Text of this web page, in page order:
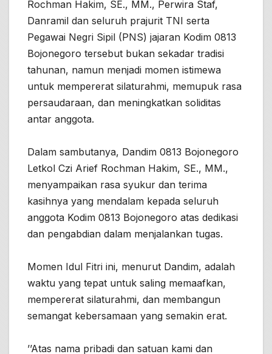
Rochman Hakim, SE., MM., Perwira Staf,
Danramil dan seluruh prajurit TNI serta
Pegawai Negri Sipil (PNS) jajaran Kodim 0813
Bojonegoro tersebut bukan sekadar tradisi
tahunan, namun menjadi momen istimewa
untuk mempererat silaturahmi, memupuk rasa
persaudaraan, dan meningkatkan soliditas
antar anggota.
Dalam sambutanya, Dandim 0813 Bojonegoro
Letkol Czi Arief Rochman Hakim, SE., MM.,
menyampaikan rasa syukur dan terima
kasihnya yang mendalam kepada seluruh
anggota Kodim 0813 Bojonegoro atas dedikasi
dan pengabdian dalam menjalankan tugas.
Momen Idul Fitri ini, menurut Dandim, adalah
waktu yang tepat untuk saling memaafkan,
mempererat silaturahmi, dan membangun
semangat kebersamaan yang semakin erat.
’’Atas nama pribadi dan satuan kami dan